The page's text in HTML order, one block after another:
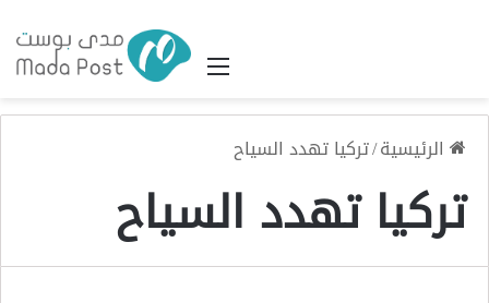
القائمة
الرئيسية/تركيا تهدد السياح
تركيا تهدد السياح